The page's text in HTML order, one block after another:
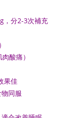
，分2-3次補充
酸痛）
果佳
同服